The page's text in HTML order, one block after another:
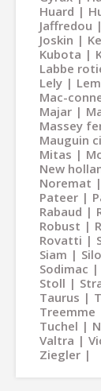
Huard
Jaffredou
Joskin
Kubota
Labbe
Lely
Mac-
Majar
Massey
Mauguin
Mitas
New
Noremat
Pateer
Rabaud
Robust
Rovatti
Siam
Sodimac
Stoll
Taurus
Treemme
Tuchel
Valtra
Ziegler